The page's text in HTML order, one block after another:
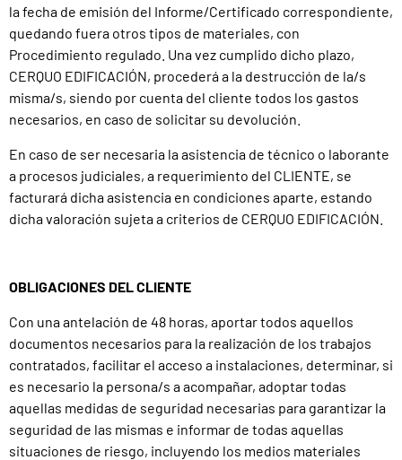
la fecha de emisión del Informe/Certificado correspondiente,
quedando fuera otros tipos de materiales, con
Procedimiento regulado. Una vez cumplido dicho plazo,
CERQUO EDIFICACIÓN, procederá a la destrucción de la/s
misma/s, siendo por cuenta del cliente todos los gastos
necesarios, en caso de solicitar su devolución.
En caso de ser necesaria la asistencia de técnico o laborante
a procesos judiciales, a requerimiento del CLIENTE, se
facturará dicha asistencia en condiciones aparte, estando
dicha valoración sujeta a criterios de CERQUO EDIFICACIÓN.
OBLIGACIONES DEL CLIENTE
Con una antelación de 48 horas, aportar todos aquellos
documentos necesarios para la realización de los trabajos
contratados, facilitar el acceso a instalaciones, determinar, si
es necesario la persona/s a acompañar, adoptar todas
aquellas medidas de seguridad necesarias para garantizar la
seguridad de las mismas e informar de todas aquellas
situaciones de riesgo, incluyendo los medios materiales